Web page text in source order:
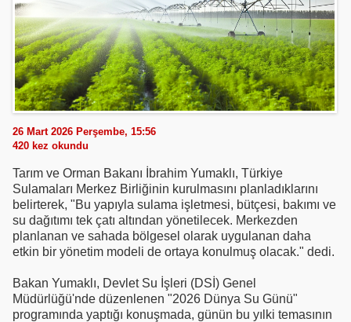
26 Mart 2026 Perşembe, 15:56
420 kez okundu
Tarım ve Orman Bakanı İbrahim Yumaklı, Türkiye
Sulamaları Merkez Birliğinin kurulmasını planladıklarını
belirterek, "Bu yapıyla sulama işletmesi, bütçesi, bakımı ve
su dağıtımı tek çatı altından yönetilecek. Merkezden
planlanan ve sahada bölgesel olarak uygulanan daha
etkin bir yönetim modeli de ortaya konulmuş olacak." dedi.
Bakan Yumaklı, Devlet Su İşleri (DSİ) Genel
Müdürlüğü'nde düzenlenen "2026 Dünya Su Günü"
programında yaptığı konuşmada, günün bu yılki temasının